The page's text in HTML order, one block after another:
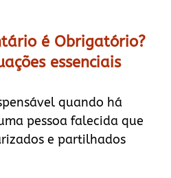
é Obrigatório?
essenciais
quando há
pessoa falecida que
e partilhados